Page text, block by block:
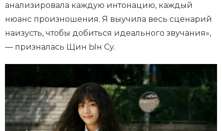
анализировала каждую интонацию, каждый
нюанс произношения. Я выучила весь сценарий
наизусть, чтобы добиться идеального звучания»,
— призналась Щин Ын Су.